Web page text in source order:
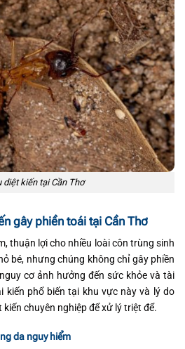
diệt kiến tại Cần Thơ
gây phiền toái tại Cần Thơ
thuận lợi cho nhiều loài côn trùng sinh
bé, nhưng chúng không chỉ gây phiền
cơ ảnh hưởng đến sức khỏe và tài
kiến phổ biến tại khu vực này và lý do
chuyên nghiệp để xử lý triệt để.
da nguy hiểm